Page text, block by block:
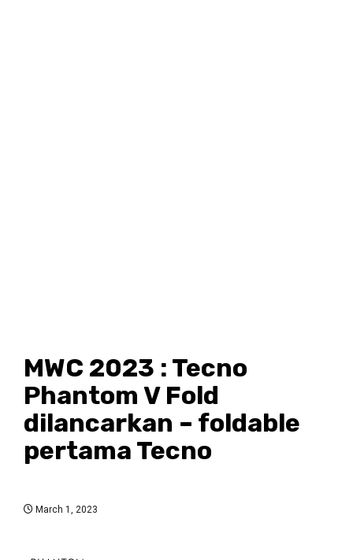
MWC 2023 : Tecno
Phantom V Fold
dilancarkan – foldable
pertama Tecno
March 1, 2023